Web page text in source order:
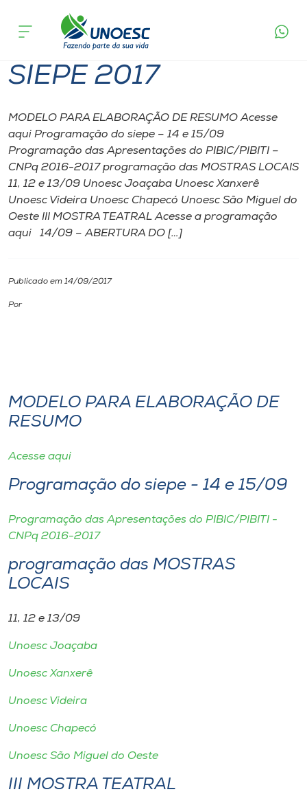
Cursos
Onde estamos
Pesquisa
Atendimento ao Estudante
Portal de Ensino
A
Internacionalização
Cultura
CPA
Editora
Rádio
Museu
o idioma
SIEPE 2017
MODELO PARA ELABORAÇÃO DE RESUMO Acesse
aqui Programação do siepe – 14 e 15/09
Programação das Apresentações do PIBIC/PIBITI –
CNPq 2016-2017 programação das MOSTRAS LOCAIS
11, 12 e 13/09 Unoesc Joaçaba Unoesc Xanxerê
Unoesc Videira Unoesc Chapecó Unoesc São Miguel do
Oeste III MOSTRA TEATRAL Acesse a programação
aqui 14/09 – ABERTURA DO […]
Publicado em 14/09/2017
Por
MODELO PARA ELABORAÇÃO DE
RESUMO
Acesse aqui
Programação do siepe - 14 e 15/09
Programação das Apresentações do PIBIC/PIBITI -
CNPq 2016-2017
programação das MOSTRAS
LOCAIS
11, 12 e 13/09
Unoesc Joaçaba
Unoesc Xanxerê
Unoesc Videira
Unoesc Chapecó
Unoesc São Miguel do Oeste
III MOSTRA TEATRAL